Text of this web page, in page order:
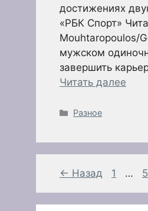
достижениях
«РБК Спорт»
Mouhtaropoulos/
мужском
завершить
Читать далее
Рубрики
Разное
← Назад 1 …